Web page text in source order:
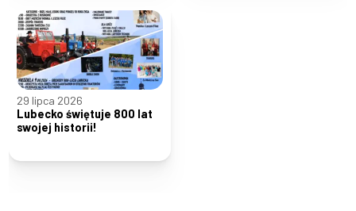
29 lipca 2026
Lubecko świętuje 800 lat
swojej historii!